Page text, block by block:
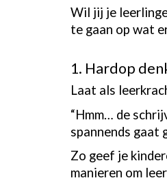
Wil jij je
te gaan op wat
1. Hardop
Laat als
“Hmm… de
spannends gaat
Zo geef je
manieren om